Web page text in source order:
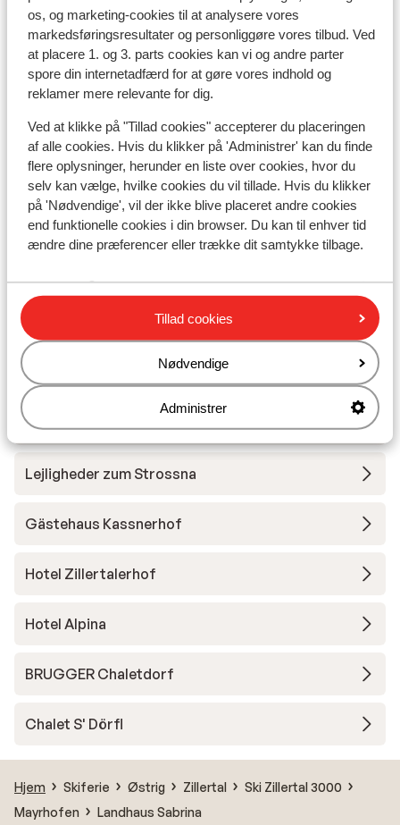
os, og marketing-cookies til at analysere vores
markedsføringsresultater og personliggøre vores tilbud. Ved
at placere 1. og 3. parts cookies kan vi og andre parter
spore din internetadfærd for at gøre vores indhold og
reklamer mere relevante for dig.
Ved at klikke på "Tillad cookies" accepterer du placeringen
af alle cookies. Hvis du klikker på 'Administrer' kan du finde
flere oplysninger, herunder en liste over cookies, hvor du
selv kan vælge, hvilke cookies du vil tillade. Hvis du klikker
på 'Nødvendige', vil der ikke blive placeret andre cookies
end funktionelle cookies i din browser. Du kan til enhver tid
ændre dine præferencer eller trække dit samtykke tilbage.
Tillad cookies
Nødvendige
Administrer
BRUGGER Aparthotel
Hotel Panorama
Hotel & Gasthof Perauer
Elisabeth Hotel - Voksenhotel
Panoramahotel Schwendbergerhof
Lejligheder Wegscheider
Lejligheder Wiesengrund
Lejligheder zum Strossna
Gästehaus Kassnerhof
Hotel Zillertalerhof
Hotel Alpina
BRUGGER Chaletdorf
Chalet S' Dörfl
Hjem Skiferie Østrig Zillertal
Ski Zillertal 3000
Mayrhofen
Landhaus Sabrina